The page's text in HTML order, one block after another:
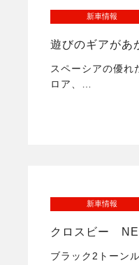
新車情報
遊びのギアがあ
スペーシアの優れ
ロア、…
新車情報
クロスビー
ブラック2トーン